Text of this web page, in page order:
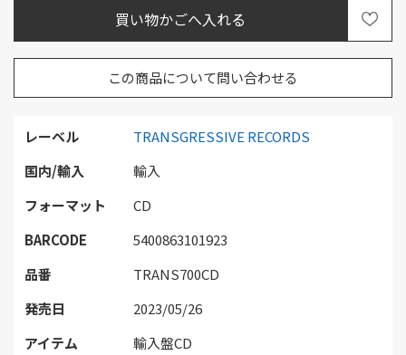
レーベル
TRANSGRESSIVE RECORDS
国内/輸入
輸入
フォーマット
CD
BARCODE
5400863101923
品番
TRANS700CD
発売日
2023/05/26
アイテム
輸入盤CD
この商品について問い合わせる